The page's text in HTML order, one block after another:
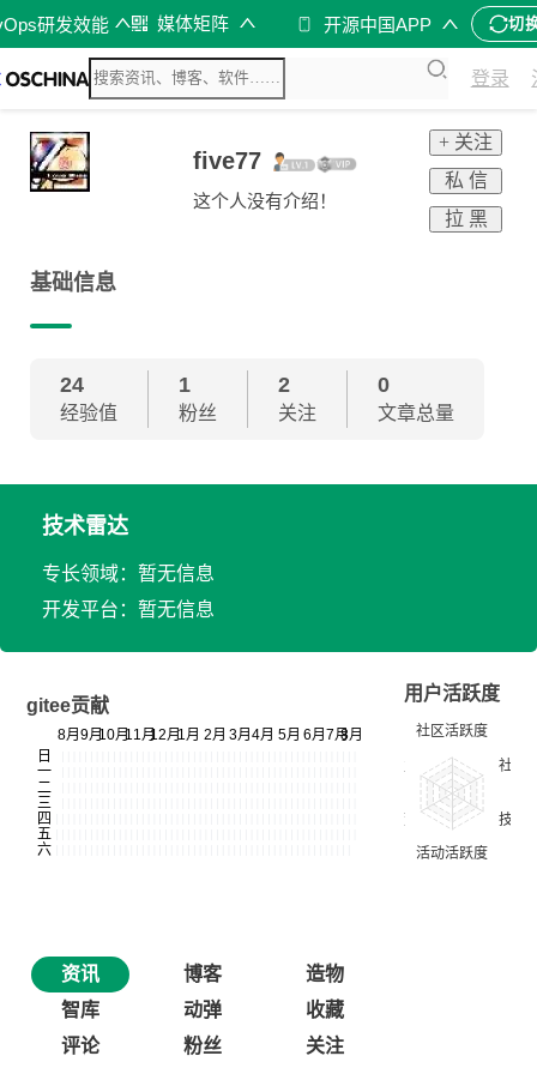
研发效能 媒体矩阵 开源中国APP 切
登录
five77
这个人没有介绍！
+ 关注
私 信
拉 黑
基础信息
24
经验值
1
粉丝
2
关注
0
文章总量
技术雷达
专长领域：暂无信息
开发平台：暂无信息
gitee贡献
用户活跃度
资讯 博客
造物
智库
动弹
收藏
评论
粉丝 关注